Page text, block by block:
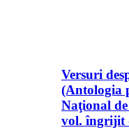
Versuri
(Antologia
Naţional
vol. îngrijit